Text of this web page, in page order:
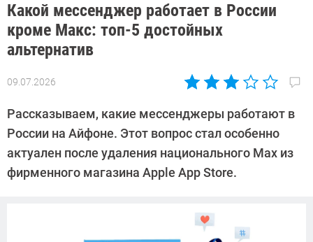
Какой мессенджер работает в России
кроме Макс: топ-5 достойных
альтернатив
09.07.2026
Автор:
Иванов
Рассказываем, какие мессенджеры работают в
России на Айфоне. Этот вопрос стал особенно
актуален после удаления национального Max из
фирменного магазина Apple App Store.